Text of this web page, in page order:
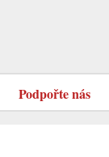
Podpořte nás